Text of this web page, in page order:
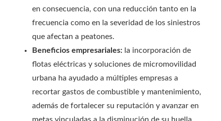
en consecuencia, con una reducción tanto en la
frecuencia como en la severidad de los siniestros
que afectan a peatones.
Beneficios empresariales: la incorporación de
flotas eléctricas y soluciones de micromovilidad
urbana ha ayudado a múltiples empresas a
recortar gastos de combustible y mantenimiento,
además de fortalecer su reputación y avanzar en